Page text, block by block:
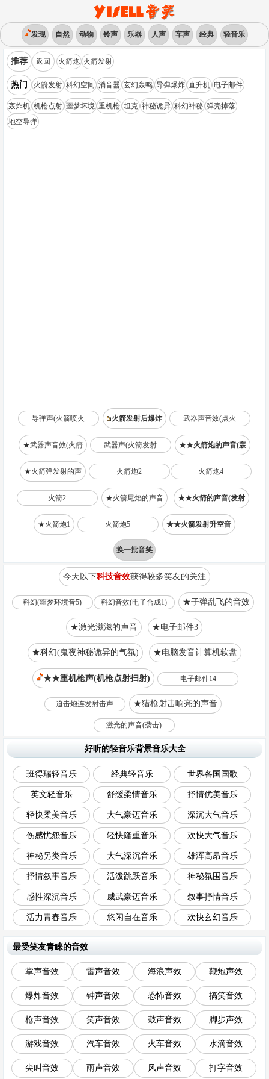
发现 自然 动物 铃声 乐器 人声 车声 经典 轻音乐
推荐 返回 火箭炮 火箭发射
热门 火箭发射 科幻空间 消音器 玄幻轰鸣 导弹爆炸 直升机 电子邮件
轰炸机 机枪点射 噩梦坏境 重机枪 坦克 神秘诡异 科幻神秘 弹壳掉落
地空导弹
导弹声(火箭喷火 火箭发射后爆炸 武器声音效(点火
★武器声音效(火箭 武器声(火箭发射 ★★火箭炮的声音(轰
★火箭弹发射的声 火箭炮2 火箭炮4
火箭2 ★火箭尾焰的声音 ★★火箭的声音(发射
★火箭炮1 火箭炮5 ★★火箭发射升空音
换一批音笑
今天以下科技音效获得较多笑友的关注
科幻(噩梦环境音5) 科幻音效(电子合成1) ★子弹乱飞的音效
★激光滋滋的声音 ★电子邮件3
★科幻(鬼夜神秘诡异的气氛) ★电脑发音计算机软盘
★★重机枪声(机枪点射扫射) 电子邮件14
迫击炮连发射击声 ★猎枪射击响亮的声音
激光的声音(袭击)
好听的轻音乐背景音乐大全
班得瑞轻音乐 经典轻音乐 世界各国国歌
英文轻音乐 舒缓柔情音乐 抒情优美音乐
轻快柔美音乐 大气豪迈音乐 深沉大气音乐
伤感忧怨音乐 轻快隆重音乐 欢快大气音乐
神秘另类音乐 大气深沉音乐 雄浑高昂音乐
抒情叙事音乐 活泼跳跃音乐 神秘氛围音乐
感性深沉音乐 威武豪迈音乐 叙事抒情音乐
活力青春音乐 悠闲自在音乐 欢快玄幻音乐
最受笑友青睐的音效
掌声音效 雷声音效 海浪声效 鞭炮声效
爆炸音效 钟声音效 恐怖音效 搞笑音效
枪声音效 笑声音效 鼓声音效 脚步声效
游戏音效 汽车音效 火车音效 水滴音效
尖叫音效 雨声音效 风声音效 打字音效